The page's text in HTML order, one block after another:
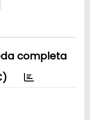
completa